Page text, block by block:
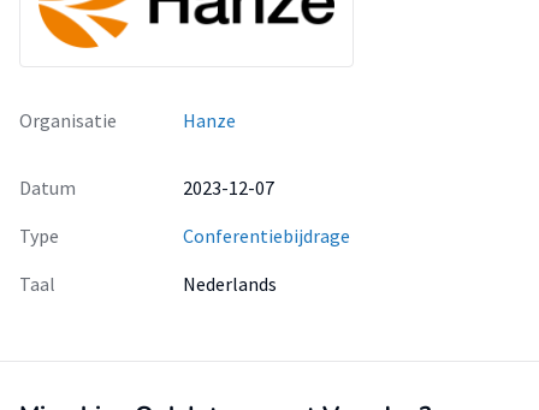
Organisatie Hanze
Datum
2023-12-07
Type
Conferentiebijdrage
Taal
Nederlands